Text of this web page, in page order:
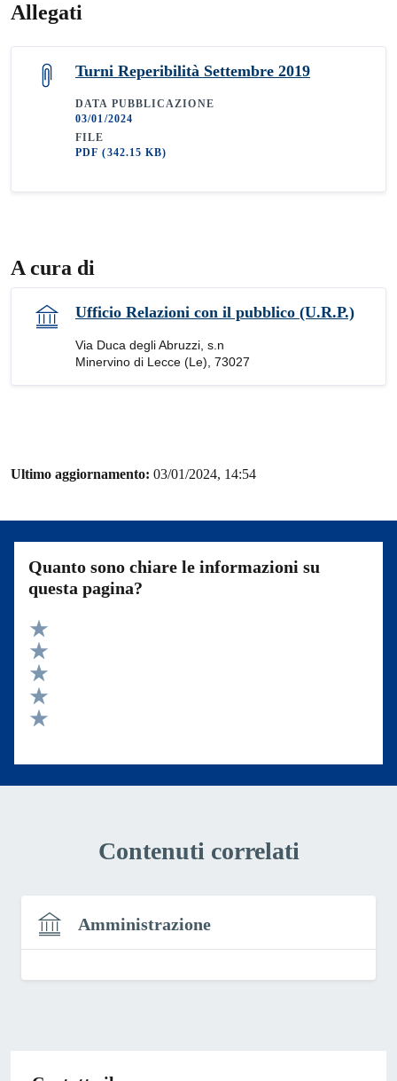
Allegati
Turni Reperibilità Settembre 2019
DATA PUBBLICAZIONE
03/01/2024
FILE
PDF(342.15 KB)
A cura di
Ufficio Relazioni con il pubblico (U.R.P.)
Via Duca degli Abruzzi, s.n
Minervino di Lecce (Le), 73027
Ultimo aggiornamento: 03/01/2024, 14:54
Quanto sono chiare le informazioni su
questa pagina?
Valuta 5 stelle su 5
Valuta 4 stelle su 5
Valuta 3 stelle su 5
Valuta 2 stelle su 5
Contenuti correlati
Amministrazione